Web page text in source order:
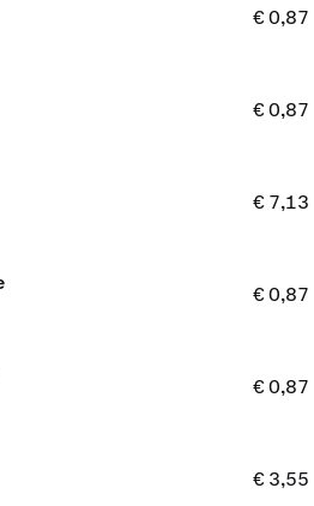
€ 0,87
€ 0,87
€ 7,13
€ 0,87
€ 0,87
€ 3,55